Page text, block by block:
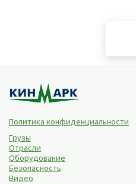
Политика конфиденциальности
Грузы
Отрасли
Оборудование
Безопасность
Видео